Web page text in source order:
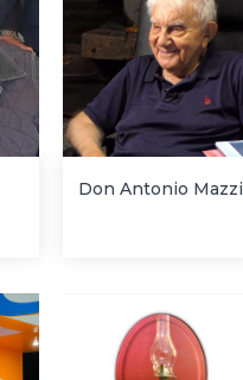
Don Antonio Mazzi